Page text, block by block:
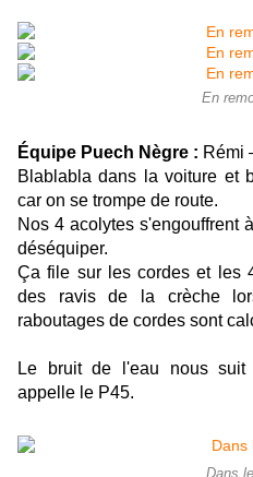
En
Équipe Puech Nègre : Rémi
Blablabla dans la voiture et
car on se trompe de route.
Nos 4 acolytes s'engouffrent
déséquiper.
Ça file sur les cordes et les
des ravis de la crèche
raboutages de cordes sont
Le bruit de l'eau nous suit
appelle le P45.
Dans